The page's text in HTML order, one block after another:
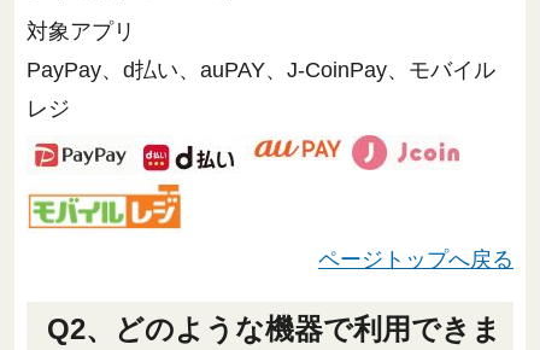
対象アプリ
PayPay、d払い、auPAY、J-CoinPay、モバイル
レジ
ページトップへ戻る
Q2、どのような機器で利用できま